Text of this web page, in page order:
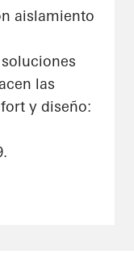
aislamiento
las
y diseño: